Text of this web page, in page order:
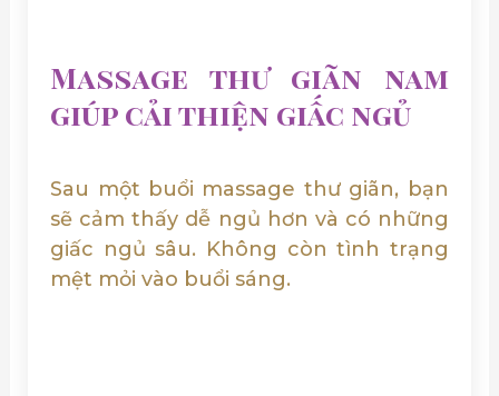
Massage thư giãn nam
giúp cải thiện giấc ngủ
Sau một buổi massage thư giãn, bạn
sẽ cảm thấy dễ ngủ hơn và có những
giấc ngủ sâu. Không còn tình trạng
mệt mỏi vào buổi sáng.